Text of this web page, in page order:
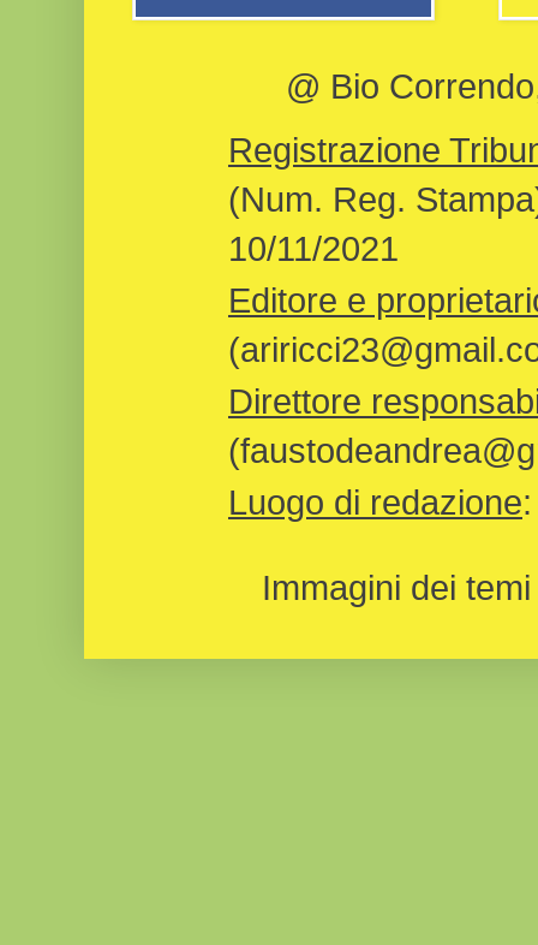
@ Bio
Registrazione
(Num. Reg.
10/11/2021
Editore e
Direttore
Luogo di redazione
Immagini dei